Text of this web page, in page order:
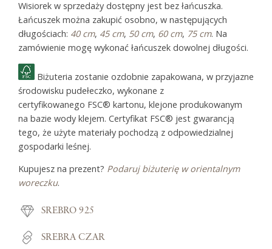
Wisiorek w sprzedaży dostępny jest bez łańcuszka.
Łańcuszek można zakupić osobno, w następujących
długościach: 40 cm, 45 cm, 50 cm, 60 cm, 75 cm. Na
zamówienie mogę wykonać łańcuszek dowolnej długości.
Biżuteria zostanie ozdobnie zapakowana, w przyjazne
środowisku pudełeczko, wykonane z
certyfikowanego FSC® kartonu, klejone produkowanym
na bazie wody klejem. Certyfikat FSC® jest gwarancją
tego, że użyte materiały pochodzą z odpowiedzialnej
gospodarki leśnej.
Kupujesz na prezent? Podaruj biżuterię w orientalnym
woreczku.
SREBRO 925
SREBRA CZAR